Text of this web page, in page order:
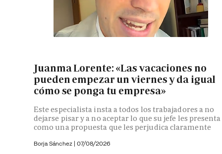
Juanma Lorente: «Las vacaciones no
pueden empezar un viernes y da igual
cómo se ponga tu empresa»
Este especialista insta a todos los trabajadores a no
dejarse pisar y a no aceptar lo que su jefe les presenta
como una propuesta que les perjudica claramente
Borja Sánchez | 07/08/2026